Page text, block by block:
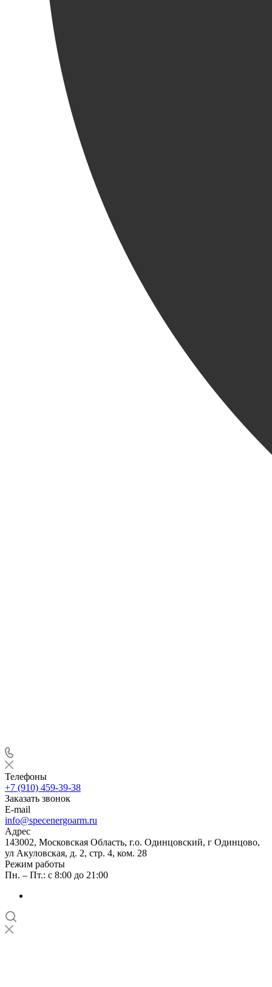
Телефоны
+7 (910) 459-39-38
Заказать звонок
E-mail
info@specenergoarm.ru
Адрес
143002, Московская Область, г.о. Одинцовский, г Одинцово,
ул Акуловская, д. 2, стр. 4, ком. 28
Режим работы
Пн. – Пт.: с 8:00 до 21:00